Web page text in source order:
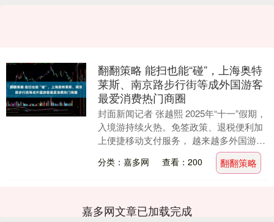
翻翻策略 能扫也能“碰”，上海奥特
莱斯、南京路步行街等成外国游客
最爱消费热门商圈
封面新闻记者 张越熙 2025年“十一”假期，
入境游持续火热。免签政策、退税便利加
上便捷移动支付服务， 越来越多外国游客
开启了中国游，进一步助推假日消费活
力。 ....
分类：嘉多网 查看：200 翻翻策略
嘉多网文章已加载完成